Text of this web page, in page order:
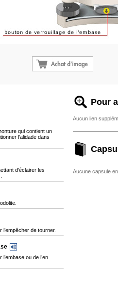
qui contient un
l’alidade dans
d’éclairer les
l’empêcher de tourner.
ou de l’en
Pour
Aucun lien
Aucune capsule